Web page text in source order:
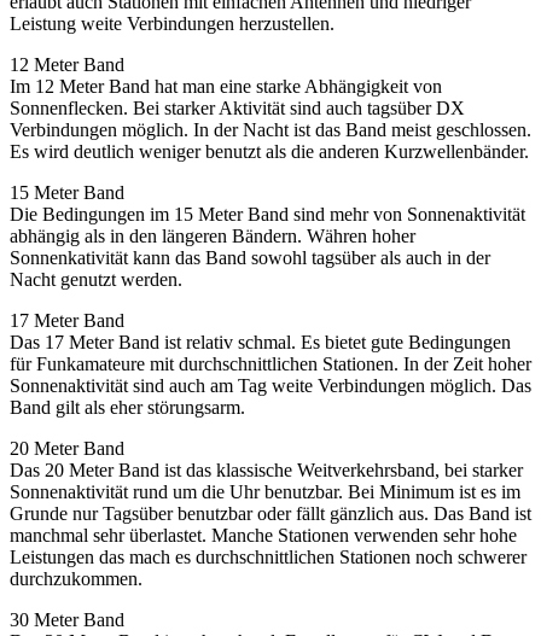
Leistung weite Verbindungen herzustellen.
12 Meter Band
Im 12 Meter Band hat man eine starke Abhängigkeit von
Sonnenflecken. Bei starker Aktivität sind auch tagsüber DX
Verbindungen möglich. In der Nacht ist das Band meist geschlossen.
Es wird deutlich weniger benutzt als die anderen Kurzwellenbänder.
15 Meter Band
Die Bedingungen im 15 Meter Band sind mehr von Sonnenaktivität
abhängig als in den längeren Bändern. Währen hoher
Sonnenkativität kann das Band sowohl tagsüber als auch in der
Nacht genutzt werden.
17 Meter Band
Das 17 Meter Band ist relativ schmal. Es bietet gute Bedingungen
für Funkamateure mit durchschnittlichen Stationen. In der Zeit hoher
Sonnenaktivität sind auch am Tag weite Verbindungen möglich. Das
Band gilt als eher störungsarm.
20 Meter Band
Das 20 Meter Band ist das klassische Weitverkehrsband, bei starker
Sonnenaktivität rund um die Uhr benutzbar. Bei Minimum ist es im
Grunde nur Tagsüber benutzbar oder fällt gänzlich aus. Das Band ist
manchmal sehr überlastet. Manche Stationen verwenden sehr hohe
Leistungen das mach es durchschnittlichen Stationen noch schwerer
durchzukommen.
30 Meter Band